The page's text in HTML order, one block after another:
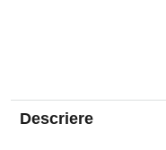
Descriere